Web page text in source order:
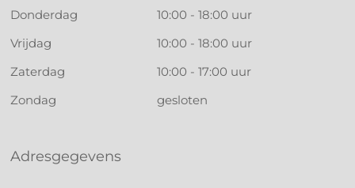
Donderdag
10:00 - 18:00 uur
Vrijdag
10:00 - 18:00 uur
Zaterdag
10:00 - 17:00 uur
Zondag
gesloten
Adresgegevens